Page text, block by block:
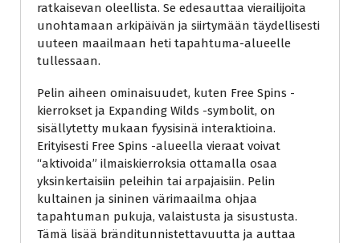
ratkaisevan oleellista. Se edesauttaa vierailijoita
unohtamaan arkipäivän ja siirtymään täydellisesti
uuteen maailmaan heti tapahtuma-alueelle
tullessaan.
Pelin aiheen ominaisuudet, kuten Free Spins -
kierrokset ja Expanding Wilds -symbolit, on
sisällytetty mukaan fyysisinä interaktioina.
Erityisesti Free Spins -alueella vieraat voivat
“aktivoida” ilmaiskierroksia ottamalla osaa
yksinkertaisiin peleihin tai arpajaisiin. Pelin
kultainen ja sininen värimaailma ohjaa
tapahtuman pukuja, valaistusta ja sisustusta.
Tämä lisää bränditunnistettavuutta ja auttaa